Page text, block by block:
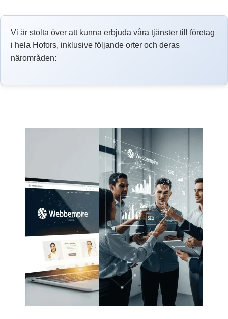
Vi är stolta över att kunna erbjuda våra tjänster till företag
i hela Hofors, inklusive följande orter och deras
närområden: